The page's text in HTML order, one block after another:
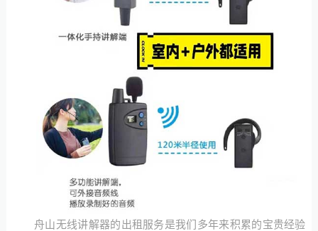
舟山无线讲解器的出租服务是我们多年来积累的宝贵经验